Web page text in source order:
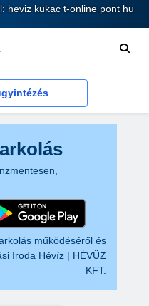
heviz kukac t-online pont hu
működéséről és
Iroda Hévíz | HÉVÜZ
KFT.